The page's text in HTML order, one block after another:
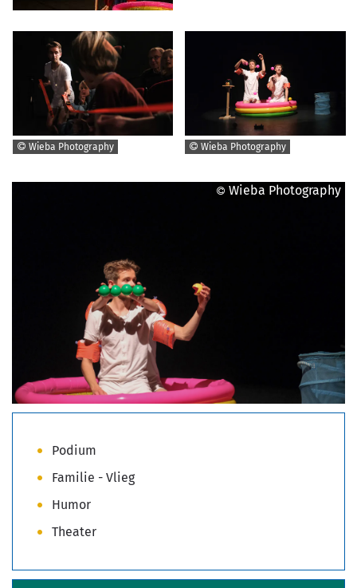
Wieba Photography Wieba Photography
Wieba Photography
Podium
Familie - Vlieg
Humor
Theater